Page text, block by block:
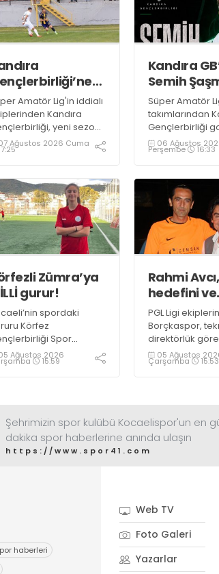
kanat!
Amatör Lig'in iddialı
Kandıra
yeni sezon
kadrosunu
devam
Ağustos 2026 Cuma
Kandıra
Semih
resmen
Süper Amatör
takımlarından
Gençlerbirliği
futbolcu Semih
ile yola devam
06 Ağustos
Perşembe 16:33
Zümra’ya
gurur!
spordaki
Körfez
Spor
altyapısından
sporcularla
Ağustos 2026
15:59
Rahmi Avcı,
hedefini ve
stratejisini
paylaştı
PGL Ligi
Borçkaspor,
direktörlük
Kocaeli’nin
isimlerinden
05 Ağustos
Çarşamba 15:53
Şehrimizin spor kulübü Kocaelispor'un en
dakika spor haberlerine anında ulaşın
https://www.spor41.com
haberleri
Web TV
Foto Galeri
Yazarlar